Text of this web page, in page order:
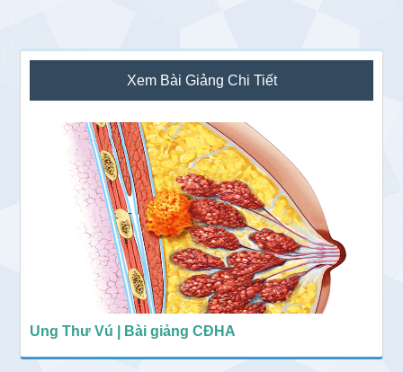
Sidebar
chính
Xem Bài Giảng Chi Tiết
Ung Thư Vú | Bài giảng CĐHA